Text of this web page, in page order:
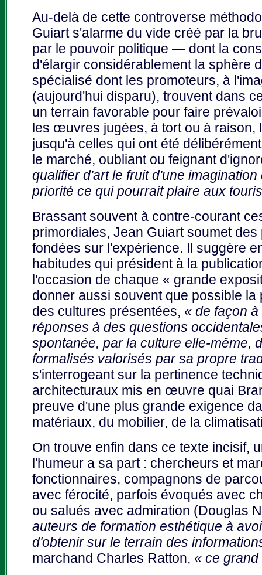
Au-delà de cette controverse
Guiart s'alarme du vide créé par la
par le pouvoir politique — dont la
d'élargir considérablement la sphère
spécialisé dont les promoteurs, à
(aujourd'hui disparu), trouvent dans
un terrain favorable pour faire
les œuvres jugées, à tort ou à
jusqu'à celles qui ont été
le marché, oubliant ou feignant
qualifier d'art le fruit d'une
priorité ce qui pourrait plaire aux
Brassant souvent à contre-courant
primordiales, Jean Guiart soumet
fondées sur l'expérience. Il suggère
habitudes qui président à la
l'occasion de chaque « grande
donner aussi souvent que possible
des cultures présentées, « de façon
réponses à des questions
spontanée, par la culture elle-même,
formalisés valorisés par sa propre
s'interrogeant sur la pertinence
architecturaux mis en œuvre quai
preuve d'une plus grande exigence
matériaux, du mobilier, de la
On trouve enfin dans ce texte incisif,
l'humeur a sa part : chercheurs et
fonctionnaires, compagnons de
avec férocité, parfois évoqués avec
ou salués avec admiration (Douglas
auteurs de formation esthétique à
d'obtenir sur le terrain des
marchand Charles Ratton, « ce